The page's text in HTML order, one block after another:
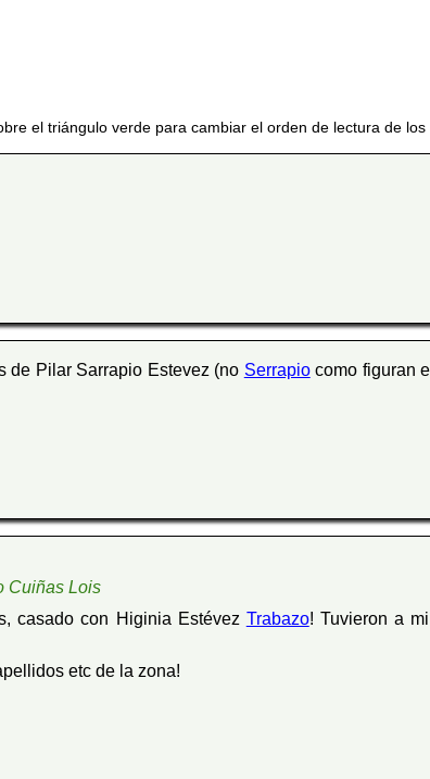
el triángulo verde para cambiar el orden de lectura de los
de Pilar Sarrapio Estevez (no Serrapiocomo figuran
Cuiñas Lois
casado con Higinia Estévez Trabazo! Tuvieron a
etc de la zona!